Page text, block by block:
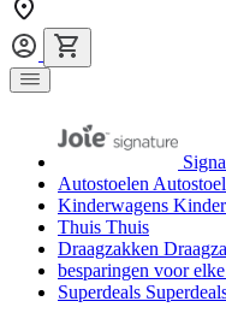
Autostoelen
Kinderwagens
Thuis Thuis
Draagzakken
besparingen voor
Superdeals